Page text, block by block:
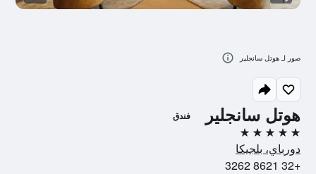
هوتل سانجلير فندق
5 نجوم
دورباي، بلجيكا
+32 8621 3262
صور لـ هوتل سانجلير